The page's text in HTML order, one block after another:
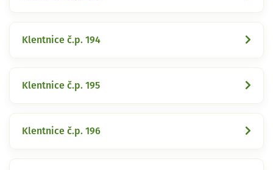
Klentnice č.p. 194
Klentnice č.p. 195
Klentnice č.p. 196